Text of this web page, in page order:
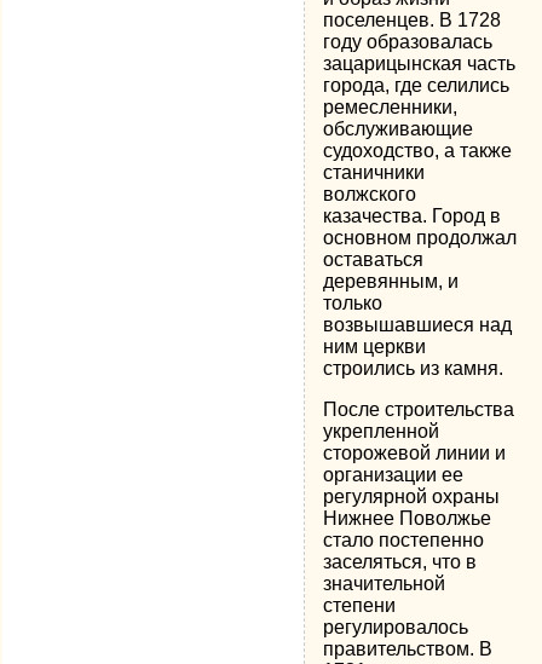
поселенцев. В 1728
году образовалась
зацарицынская часть
города, где селились
ремесленники,
обслуживающие
судоходство, а также
станичники
волжского
казачества. Город в
основном продолжал
оставаться
деревянным, и
только
возвышавшиеся над
ним церкви
строились из камня.
После строительства
укрепленной
сторожевой линии и
организации ее
регулярной охраны
Нижнее Поволжье
стало постепенно
заселяться, что в
значительной
степени
регулировалось
правительством. В